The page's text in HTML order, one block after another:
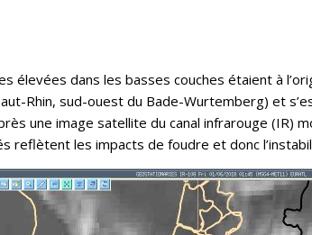
dans les basses couches étaient à
Rhin, sud-ouest du Bade-Wurtemberg) et
une image satellite du canal infrarouge (IR)
reflètent les impacts de foudre et donc